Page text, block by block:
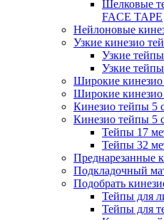
Шелковые
FACE TAPE
Нейлоновые
Узкие кинезио
Узкие
Узкие тейпы
Широкие
Широкие
Кинезио тейпы 5
Кинезио тейпы 5
Тейпы 17
Тейпы 32
Преднарезанные
Подкладочный
Подобрать
Тейпы для
Тейпы для